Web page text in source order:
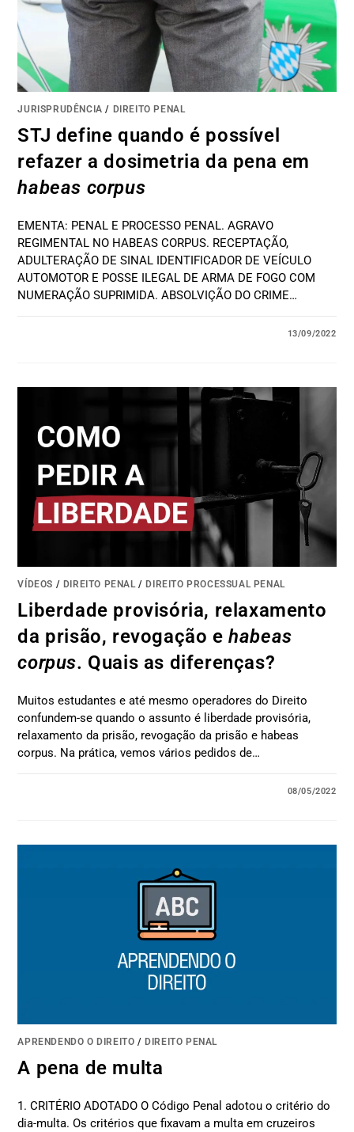
JURISPRUDÊNCIA / DIREITO PENAL
STJ define quando é possível
refazer a dosimetria da pena em
habeas corpus
EMENTA: PENAL E PROCESSO PENAL. AGRAVO
REGIMENTAL NO HABEAS CORPUS. RECEPTAÇÃO,
ADULTERAÇÃO DE SINAL IDENTIFICADOR DE VEÍCULO
AUTOMOTOR E POSSE ILEGAL DE ARMA DE FOGO COM
NUMERAÇÃO SUPRIMIDA. ABSOLVIÇÃO DO CRIME…
13/09/2022
VÍDEOS / DIREITO PENAL/ DIREITO PROCESSUAL PENAL
Liberdade provisória, relaxamento
da prisão, revogação ehabeas
corpus. Quais as diferenças?
Muitos estudantes e até mesmo operadores do Direito
confundem-se quando o assunto é liberdade provisória,
relaxamento da prisão, revogação da prisão e habeas
corpus. Na prática, vemos vários pedidos de…
08/05/2022
APRENDENDO O DIREITO /DIREITO PENAL
A pena de multa
1. CRITÉRIO ADOTADO O Código Penal adotou o critério do
dia-multa. Os critérios que fixavam a multa em cruzeiros